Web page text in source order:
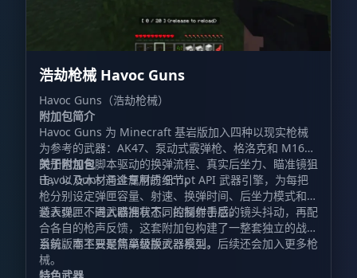
浩劫枪械 Havoc Guns
Havoc Guns（浩劫枪械）
附加包简介
Havoc Guns 为 Minecraft 基岩版加入四种以现实枪械
为参考的武器：AK47、泵动式霰弹枪、格洛克和 M16。
附加包包含脚本驱动的换弹流程、真实后坐力、瞄准镜狙
击，以及木材与金属材质细节。
关于附加包
Havoc Guns 通过专用的 Script API 武器引擎，为每把
枪分别设定弹匣容量、射速、换弹时间、后坐力模式和弹
道表现。不同武器拥有不同的操作手感。
装入弹匣、进入瞄准状态、控制射击后的镜头抖动，再配
合各自的枪声反馈，这套附加包构建了一整套独立的战斗
系统，而不只是简单替换武器模型。
当前版本主要聚焦高级版火器系列，后续还会加入更多枪
械。